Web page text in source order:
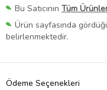
Bu Satıcının Tüm
Ürün sayfasında
belirlenmektedir.
Ödeme Seçenekleri